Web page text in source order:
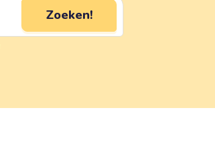
Zoeken!